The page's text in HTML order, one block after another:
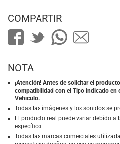
COMPARTIR
NOTA
¡Atención! Antes de solicitar el
compatibilidad con el Tipo indicado en
Vehículo.
Todas las imágenes y los sonidos se
El producto real puede variar debido
específico.
Todas las marcas comerciales